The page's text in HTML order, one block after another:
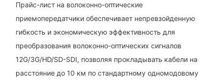
Прайс-лист на волоконно-оптические
приемопередатчики обеспечивает непревзойденную
гибкость и экономическую эффективность для
преобразования волоконно-оптических сигналов
12G/3G/HD/SD-SDI, позволяя прокладывать кабели на
расстояние до 10 км по стандартному одномодовому